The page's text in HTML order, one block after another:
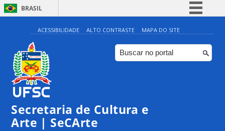
BRASIL
Simplifique!
Comunica BR
Participe
ACESSIBILIDADE ALTO CONTRASTE MAPA DO SITE
Secretaria de Cultura e
Arte | SeCArte